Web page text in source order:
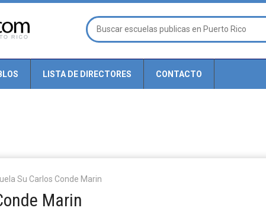
LISTA DE DIRECTORES CONTACTO
Su Carlos Conde Marin
Marin